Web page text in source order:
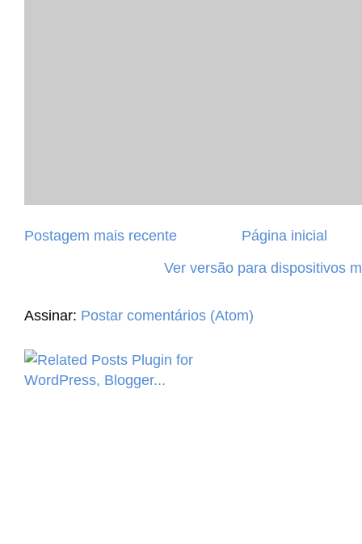
Postagem mais recente
Página inicial
Ver versão para dispositivos
Assinar: Postar comentários (Atom)